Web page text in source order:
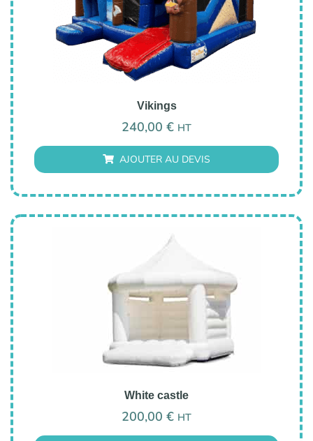
Vikings
240,00 € HT
AJOUTER AU DEVIS
White castle
200,00 € HT